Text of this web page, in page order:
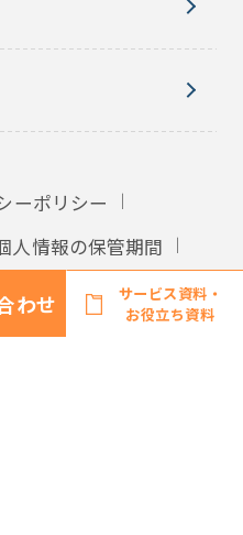
わせ
サービス資料・
お役立ち資料
ーポリシー
人情報の保管期間
利用規約